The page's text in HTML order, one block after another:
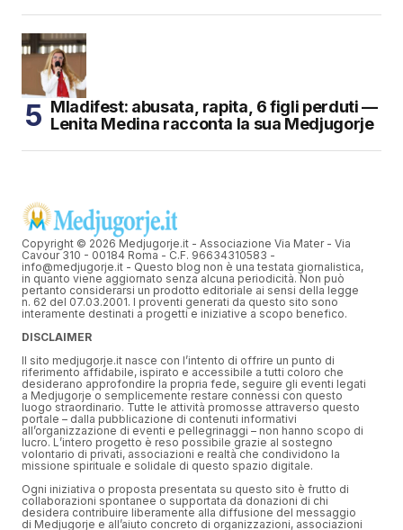
Mladifest: abusata, rapita, 6 figli perduti —
Lenita Medina racconta la sua Medjugorje
Copyright © 2026 Medjugorje.it - Associazione Via Mater - Via
Cavour 310 - 00184 Roma - C.F. 96634310583 -
info@medjugorje.it - Questo blog non è una testata giornalistica,
in quanto viene aggiornato senza alcuna periodicità. Non può
pertanto considerarsi un prodotto editoriale ai sensi della legge
n. 62 del 07.03.2001. I proventi generati da questo sito sono
interamente destinati a progetti e iniziative a scopo benefico.
DISCLAIMER
Il sito medjugorje.it nasce con l’intento di offrire un punto di
riferimento affidabile, ispirato e accessibile a tutti coloro che
desiderano approfondire la propria fede, seguire gli eventi legati
a Medjugorje o semplicemente restare connessi con questo
luogo straordinario. Tutte le attività promosse attraverso questo
portale – dalla pubblicazione di contenuti informativi
all’organizzazione di eventi e pellegrinaggi – non hanno scopo di
lucro. L’intero progetto è reso possibile grazie al sostegno
volontario di privati, associazioni e realtà che condividono la
missione spirituale e solidale di questo spazio digitale.
Ogni iniziativa o proposta presentata su questo sito è frutto di
collaborazioni spontanee o supportata da donazioni di chi
desidera contribuire liberamente alla diffusione del messaggio
di Medjugorje e all’aiuto concreto di organizzazioni, associazioni